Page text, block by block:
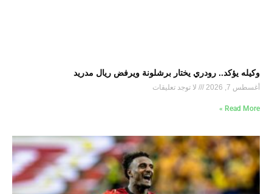
وكيله يؤكد.. رودري يختار برشلونة ويرفض ريال مدريد
أغسطس 7, 2026 لا توجد تعليقات
Read More »